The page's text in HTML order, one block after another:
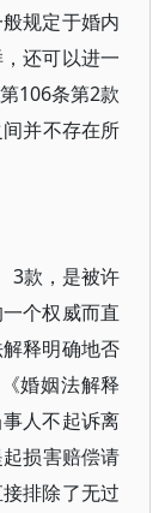
规定于婚内
还可以进一
106条第2款
并不存在所
3款，是被许
个权威而直
释明确地否
婚姻法解释
人不起诉离
损害赔偿请
排除了无过